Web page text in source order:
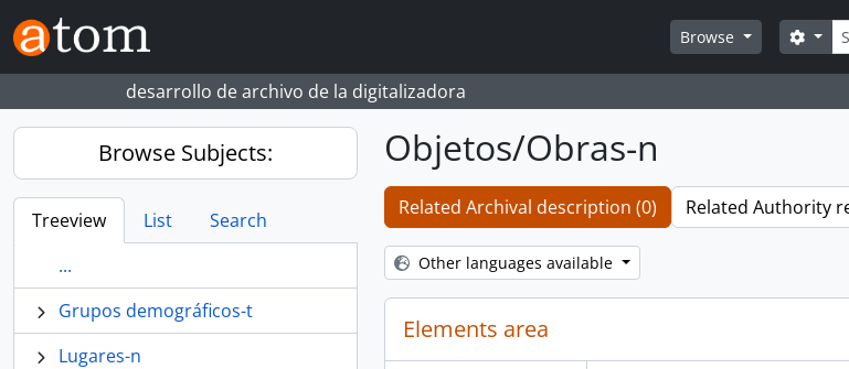
Skip to main content
Browse
desarrollo de archivo de la digitalizadora
Browse Subjects:
Treeview List
Search
...
Grupos demográficos-t
Lugares-n
Objetos/Obras-n
Related Archival description (0) Related Authority
Other languages available
Elements area